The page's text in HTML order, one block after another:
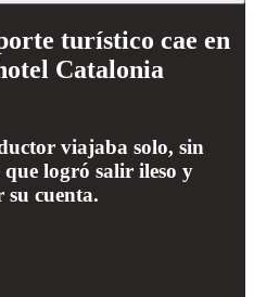
turístico cae en
Catalonia
viajaba solo, sin
logró salir ileso y
cuenta.